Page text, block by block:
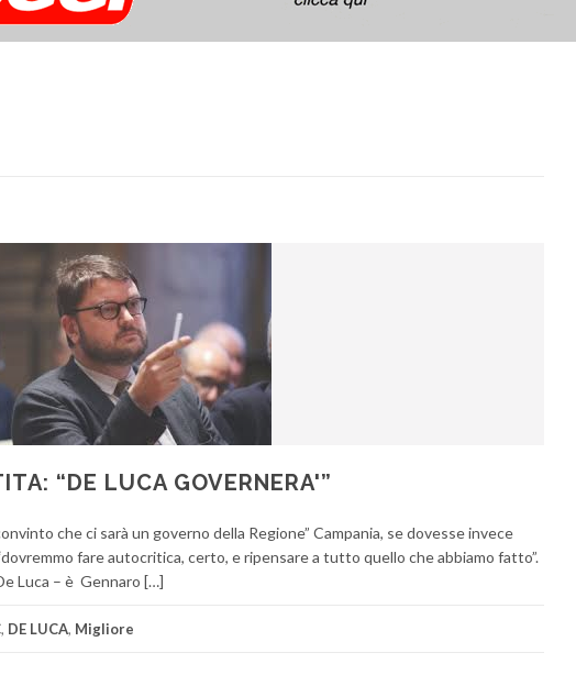
“DE LUCA GOVERNERA'”
che ci sarà un governo della Regione” Campania, se dovesse invece
fare autocritica, certo, e ripensare a tutto quello che abbiamo fatto”.
Luca – è Gennaro […]
, DE LUCA, Migliore